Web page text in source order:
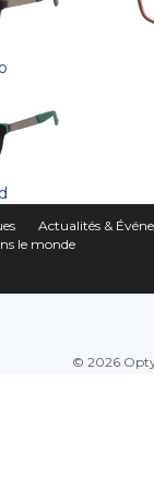
Actualités &
le monde
© 2026